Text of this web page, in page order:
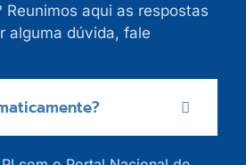
aqui as respostas
alguma dúvida, fale